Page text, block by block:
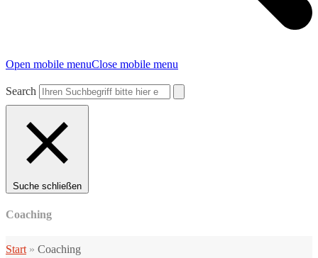
Open mobile menuClose mobile menu
Search
Suche schließen
Coaching
Start » Coaching